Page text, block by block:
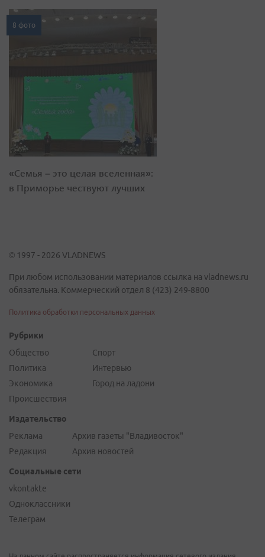
8 фото
«Семья – это целая вселенная»:
в Приморье чествуют лучших
© 1997 - 2026 VLADNEWS
При любом использовании материалов ссылка на vladnews.ru
обязательна. Коммерческий отдел 8 (423) 249-8800
Политика обработки персональных данных
Рубрики
Общество
Политика
Экономика
Происшествия
Спорт
Интервью
Город на ладони
Издательство
Реклама
Редакция
Архив газеты "Владивосток"
Архив новостей
Социальные сети
vkontakte
Одноклассники
Телеграм